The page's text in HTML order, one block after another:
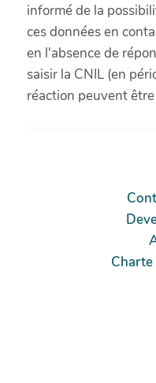
informé de la
ces données en
en l'absence de
saisir la CNIL (en
réaction peuvent